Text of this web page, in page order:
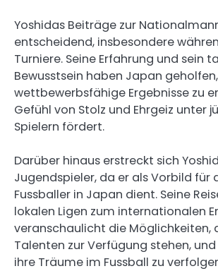
Yoshidas Beiträge zur
entscheidend, insbesondere
Turniere. Seine Erfahrung und sein
Bewusstsein haben Japan geholfen,
wettbewerbsfähige Ergebnisse zu
Gefühl von Stolz und Ehrgeiz unter
Spielern fördert.
Darüber hinaus erstreckt sich
Jugendspieler, da er als Vorbild für
Fussballer in Japan dient. Seine
lokalen Ligen zum internationalen
veranschaulicht die Möglichkeiten,
Talenten zur Verfügung stehen,
ihre Träume im Fussball zu